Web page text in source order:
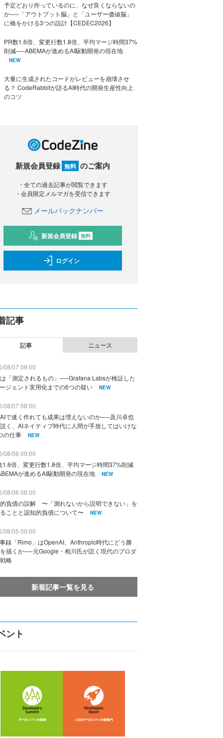
予定どおり作っているのに、なぜ良くならないの
か──「アウトプット脳」と「ユーザー価値脳」
に橋をかける3つの設計【CEDEC2026】
PR数1.6倍、変更行数1.8倍、平均マージ時間37%
削減──ABEMAが進めるAI駆動開発の現在地
NEW
大量に生成されたコードがレビューを崩壊させ
る？ CodeRabbitが語るAI時代の開発生産性向上
のコツ
新規会員登録 無料 のご案内
・全ての過去記事が閲覧できます
・会員限定メルマガを受信できます
メールバックナンバー
新規会員登録 無料
ログイン
記事
記事 ニュース
08/07 09:00
「測定されるもの」──Grafana Labsが検証した
ジェント実用化までの6つの疑い
NEW
08/07 08:00
で速く作れても成果は増えないのか──及川卓也
く、AIネイティブ時代に人間が手放してはいけな
の仕事
NEW
08/06 09:00
1.6倍、変更行数1.8倍、平均マージ時間37%削減
が進めるAI駆動開発の現在地
NEW
08/06 08:00
負債の誤解 〜「測れないから説明できない」を
ことと認知的負債について〜
NEW
08/05 09:00
録「Rimo」はOpenAI、Anthropic時代にどう勝
描くか──元Google・相川氏が説く現代のプロダ
略
新着記事一覧を見る
ント